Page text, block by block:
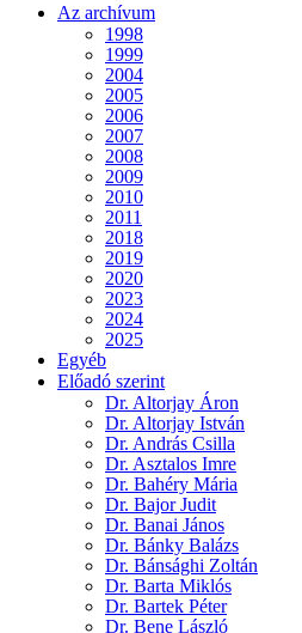
Az archívum
1998
1999
2004
2005
2006
2007
2008
2009
2010
2011
2018
2019
2020
2023
2024
2025
Egyéb
Előadó szerint
Dr. Altorjay Áron
Dr. Altorjay István
Dr. András Csilla
Dr. Asztalos Imre
Dr. Bahéry Mária
Dr. Bajor Judit
Dr. Banai János
Dr. Bánky Balázs
Dr. Bánsághi Zoltán
Dr. Barta Miklós
Dr. Bartek Péter
Dr. Bene László